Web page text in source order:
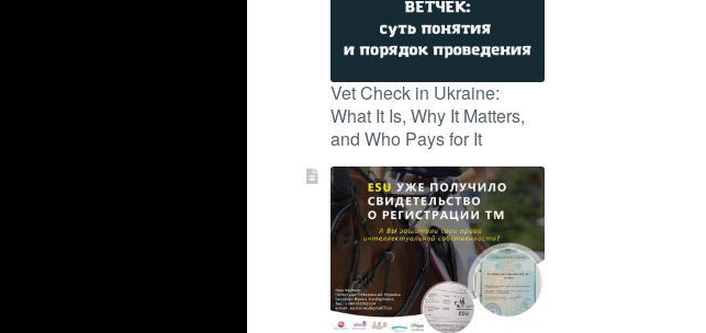
Vet Check in Ukraine:
What It Is, Why It Matters,
and Who Pays for It